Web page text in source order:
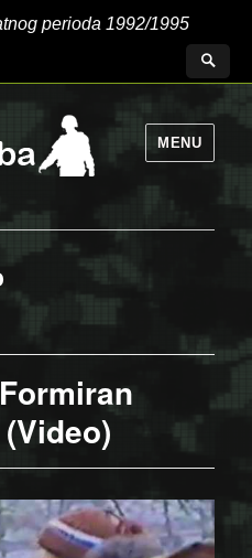
perioda 1992/1995
MENU